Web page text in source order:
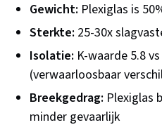
Gewicht: Plexiglas is
Sterkte: 25-30x
Isolatie: K-waarde 5.8
(verwaarloosbaar
Breekgedrag: Plexiglas
minder gevaarlijk